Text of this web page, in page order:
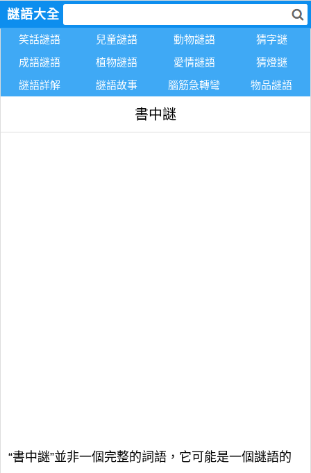
謎語大全
笑話謎語 兒童謎語 動物謎語
猜字謎
成語謎語
植物謎語 愛情謎語
猜燈謎
謎語詳解
謎語故事 腦筋急轉彎 物品謎語
書中謎
“書中謎”並非一個完整的詞語，它可能是一個謎語的